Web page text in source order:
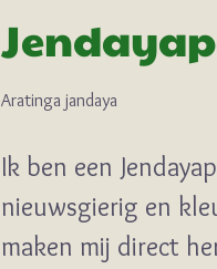
Aratinga jandaya
Ik ben een
nieuwsgierig en
maken mij direct